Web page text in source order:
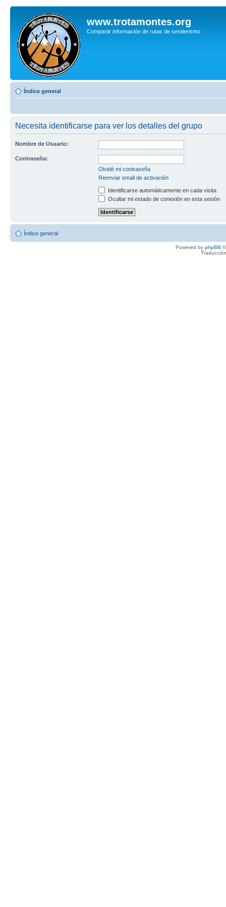
www.trotamontes.org
Compartir información de rutas de senderismo
Índice general
Necesita identificarse para ver los detalles del grupo
Nombre de Usuario:
Contraseña:
Olvidé mi contraseña
Reenviar email de activación
Identificarse automáticamente en cada visita
Ocultar mi estado de conexión en esta sesión
Índice general
Powered by phpBB